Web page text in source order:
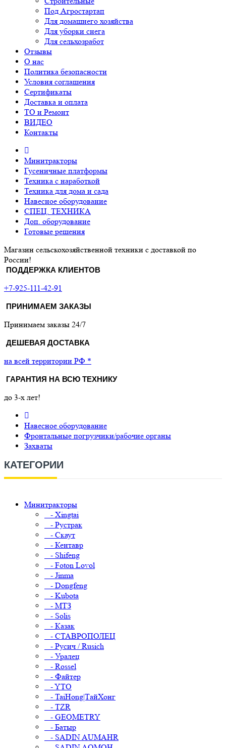
Под Агростартап
Для домашнего хозяйства
Для уборки снега
Для сельхозработ
Отзывы
О нас
Политика безопасности
Условия соглашения
Сертификаты
Доставка и оплата
ТО и Ремонт
ВИДЕО
Контакты
Минитракторы
Гусеничные платформы
Техника с наработкой
Техника для дома и сада
Навесное оборудование
СПЕЦ. ТЕХНИКА
Доп. оборудование
Готовые решения
Магазин сельскохозяйственной техники с доставкой по
России!
ПОДДЕРЖКА КЛИЕНТОВ
+7-925-111-42-91
ПРИНИМАЕМ ЗАКАЗЫ
Принимаем заказы 24/7
ДЕШЕВАЯ ДОСТАВКА
на всей территории РФ *
ГАРАНТИЯ НА ВСЮ ТЕХНИКУ
до 3-х лет!
Навесное оборудование
Фронтальные погрузчики/рабочие органы
Захваты
КАТЕГОРИИ
Минитракторы
- Xingtai
- Рустрак
- Скаут
- Кентавр
- Shifeng
- Foton Lovol
- Jinma
- Dongfeng
- Kubota
- МТЗ
- Solis
- Казак
- СТАВРОПОЛЕЦ
- Русич / Rusich
- Уралец
- Rossel
- Файтер
- YTO
- TaiHong|ТайХонг
- TZR
- GEOMETRY
- Батыр
- SADIN AUMAHR